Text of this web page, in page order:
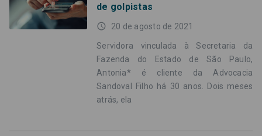
de golpistas
access_time 20 de agosto de 2021
Servidora vinculada à Secretaria da
Fazenda do Estado de São Paulo,
Antonia* é cliente da Advocacia
Sandoval Filho há 30 anos. Dois meses
atrás, ela